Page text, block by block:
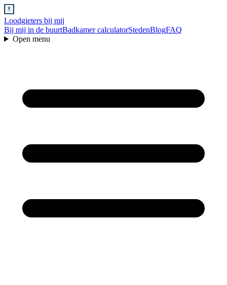
Loodgieters bij mij
Bij mij in de buurtBadkamer calculatorStedenBlogFAQ
Open menu